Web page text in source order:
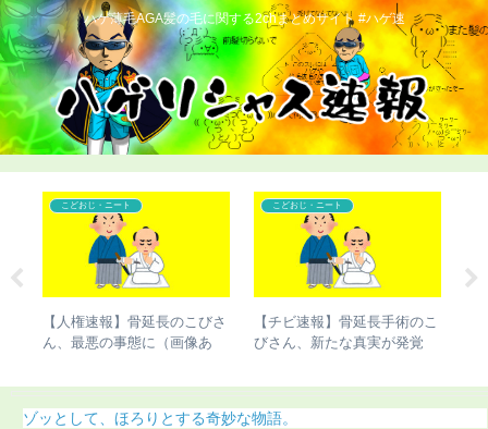
ハゲ薄毛AGA髪の毛に関する2chまとめサイト #ハゲ速
こどおじ・ニート
【人権速報】骨延長のこびさ
ん、最悪の事態に（画像あ
こどおじ・ニート
【チビ速報】骨延長手術のこ
びさん、新たな真実が発覚
ゾッとして、ほろりとする奇妙な物語。